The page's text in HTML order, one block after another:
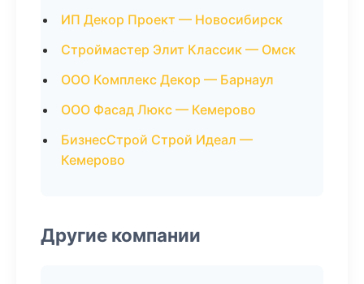
ИП Декор Проект — Новосибирск
Строймастер Элит Классик — Омск
ООО Комплекс Декор — Барнаул
ООО Фасад Люкс — Кемерово
БизнесСтрой Строй Идеал —
Кемерово
Другие компании